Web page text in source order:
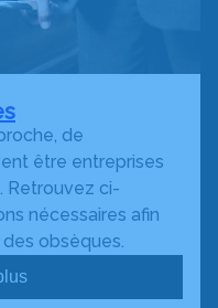
de
être entreprises
Retrouvez ci-
nécessaires afin
obsèques.